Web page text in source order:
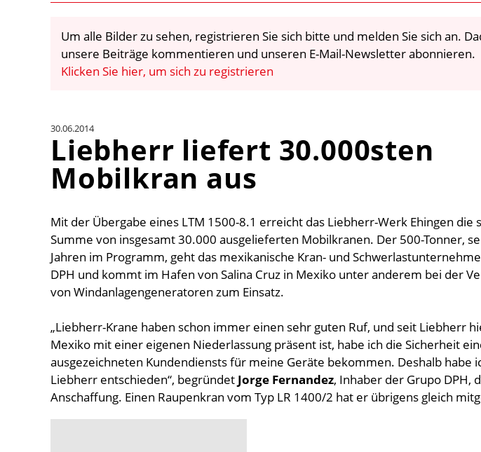
Um alle Bilder zu sehen, registrieren Sie sich bitte und melden Sie sich an.
unsere Beiträge kommentieren und unseren E-Mail-Newsletter abonnieren.
Klicken Sie hier, um sich zu registrieren
30.06.2014
Liebherr liefert 30.000sten
Mobilkran aus
Mit der Übergabe eines LTM 1500-8.1 erreicht das Liebherr-Werk Ehingen die
Summe von insgesamt 30.000 ausgelieferten Mobilkranen. Der 500-Tonner,
Jahren im Programm, geht das mexikanische Kran- und
DPH und kommt im Hafen von Salina Cruz in Mexiko unter anderem bei der
von Windanlagengeneratoren zum Einsatz.
„Liebherr-Krane haben schon immer einen sehr guten Ruf, und seit Liebherr
Mexiko mit einer eigenen Niederlassung präsent ist, habe ich die Sicherheit
ausgezeichneten Kundendiensts für meine Geräte bekommen. Deshalb habe
Liebherr entschieden“, begründet Jorge Fernandez, Inhaber der Grupo DPH,
Anschaffung. Einen Raupenkran vom Typ LR 1400/2 hat er übrigens gleich